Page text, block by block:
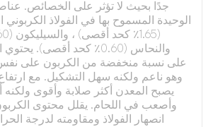
جدًا بحيث لا تؤثر على الخصائص.
الوحيدة المسموح بها في الفولاذ الكربوني
والنحاس (0.60٪ كحد أقصى).
على نسبة منخفضة من الكربون على
وهو ناعم ولكنه سهل التشكيل. مع
يصبح المعدن أكثر صلابة وأقوى ولكنه
وأصعب في اللحام. يقلل محتوى
انصهار الفولاذ ومقاومته لدرجة